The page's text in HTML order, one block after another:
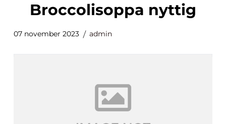
broccolisoppa nyttig
07 november 2023 admin